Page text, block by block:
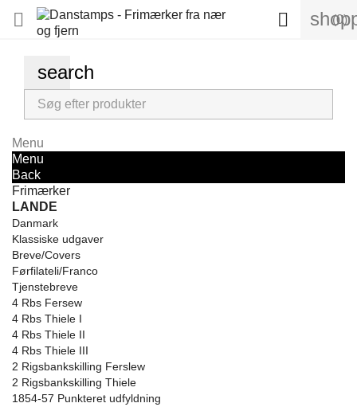
 (0)

search
Menu
Menu
Back
Frimærker
LANDE
Danmark
Klassiske udgaver
Breve/Covers
Førfilateli/Franco
Tjenstebreve
4 Rbs Fersew
4 Rbs Thiele I
4 Rbs Thiele II
4 Rbs Thiele III
2 Rigsbankskilling Ferslew
2 Rigsbankskilling Thiele
1854-57 Punkteret udfyldning